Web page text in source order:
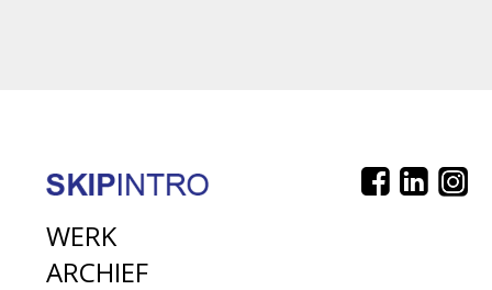
WERK
ARCHIEF